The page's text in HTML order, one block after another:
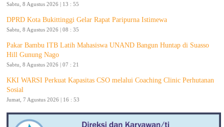
Sabtu, 8 Agustus 2026 | 13 : 55
DPRD Kota Bukittinggi Gelar Rapat Paripurna Istimewa
Sabtu, 8 Agustus 2026 | 08 : 35
Pakar Bambu ITB Latih Mahasiswa UNAND Bangun Huntap di Suasso
Hill Gunung Nago
Sabtu, 8 Agustus 2026 | 07 : 21
KKI WARSI Perkuat Kapasitas CSO melalui Coaching Clinic Perhutanan
Sosial
Jumat, 7 Agustus 2026 | 16 : 53